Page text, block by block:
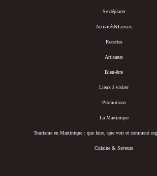
Se déplacer
Activités&Loisirs
Recettes
Artisanat
Bien-être
Lieux à visiter
Promotions
La Martinique
Tourisme en Martinique : que faire, que voir et comment
Cuisine & Saveurs